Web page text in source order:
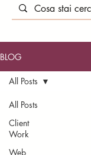
BLOG
All Posts
Client
Work
Web
All Posts